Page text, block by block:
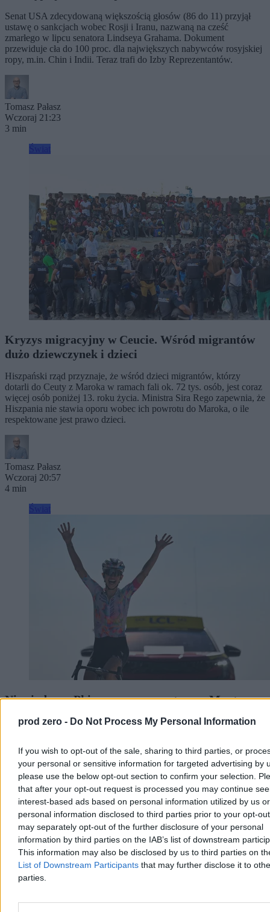
prod zero - Do Not Process My Personal Information
If you wish to opt-out of the sale, sharing to third parties, or
your personal or sensitive information for targeted advertising by
please use the below opt-out section to confirm your selection.
that after your opt-out request is processed you may continue
interest-based ads based on personal information utilized by us or
personal information disclosed to third parties prior to your opt-
may separately opt-out of the further disclosure of your personal
information by third parties on the IAB’s list of downstream
This information may also be disclosed by us to third parties on
List of Downstream Participants that may further disclose it to
parties.
Senat USA zdecydowaną większością głosów (86 do 11) przyjął
ustawę o sankcjach wobec Rosji i Iranu, nazwaną na cześć
zmarłego w lipcu senatora Lindseya Grahama. Dokument
przewiduje cła do 100 proc. dla największych nabywców rosyjskiej
ropy, m.in. Chin i Indii. Teraz trafi do Izby Reprezentantów.
Tomasz Pałasz
Wczoraj 21:23
3 min
Kryzys migracyjny w Ceucie. Wśród migrantów
dużo dziewczynek i dzieci
Hiszpański rząd przyznaje, że wśród dzieci migrantów, którzy
dotarli do Ceuty z Maroka w ramach fali ok. 72 tys. osób, jest coraz
więcej osób poniżej 13. roku życia. Ministra Sira Rego zapewnia, że
Hiszpania nie stawia oporu wobec ich powrotu do Maroka, o ile
respektowane jest prawo dzieci.
Tomasz Pałasz
Wczoraj 20:57
4 min
Niewiadoma-Phinney wygrywa etap na Mont
Tour de France Kobiet, kończący się na szczycie Mont Ventoux, i
została nową liderką klasyfikacji generalnej. To jej pierwsze
etapowe zwycięstwo od 2019 r. Ósma na etapie była Dominika
Włodarczyk (UAE Team ADQ), tracąc 3 minuty i 26 sekund.
Tomasz Pałasz
Wczoraj 19:27
3 min
Reklama